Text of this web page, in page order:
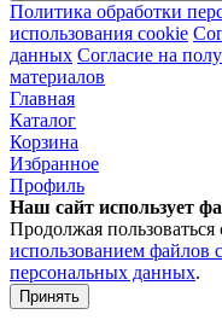
Политика обработки
использования cookie
данных Согласие на
материалов
Главная
Каталог
Корзина
Избранное
Профиль
Наш сайт использует
Продолжая пользоваться
использованием файлов
персональных данных.
Принять